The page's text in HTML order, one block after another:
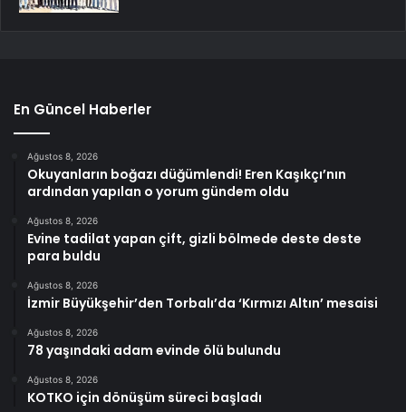
En Güncel Haberler
Ağustos 8, 2026
Okuyanların boğazı düğümlendi! Eren Kaşıkçı’nın
ardından yapılan o yorum gündem oldu
Ağustos 8, 2026
Evine tadilat yapan çift, gizli bölmede deste deste
para buldu
Ağustos 8, 2026
İzmir Büyükşehir’den Torbalı’da ‘Kırmızı Altın’ mesaisi
Ağustos 8, 2026
78 yaşındaki adam evinde ölü bulundu
Ağustos 8, 2026
KOTKO için dönüşüm süreci başladı